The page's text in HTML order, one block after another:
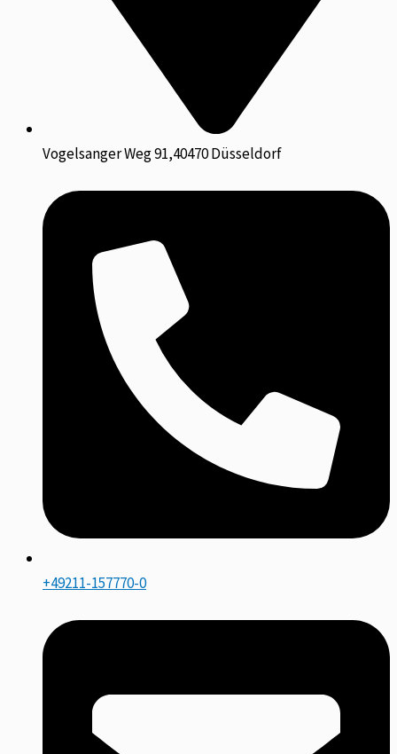
Vogelsanger Weg 91,40470 Düsseldorf
+49211-157770-0